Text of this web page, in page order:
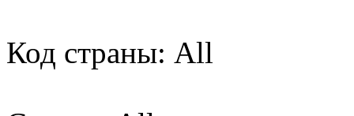
Код страны: All